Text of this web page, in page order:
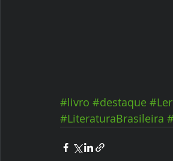
#livro #destaque #Ler
#LiteraturaBrasileira